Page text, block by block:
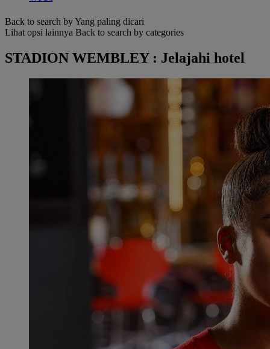
Back to search by Yang paling dicari
Lihat opsi lainnya Back to search by categories
STADION WEMBLEY : Jelajahi hotel